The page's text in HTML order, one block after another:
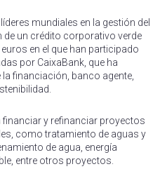
mundiales en la gestión del
un crédito corporativo verde
en el que han participado
por CaixaBank, que ha
financiación, banco agente,
y refinanciar proyectos
como tratamiento de aguas y
de agua, energía
entre otros proyectos.